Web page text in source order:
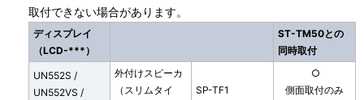
取付できない場合があります。
ディスプレイ
（LCD-***）
ST-TM50との
同時取付
UN552S /
UN552VS /
外付けスピーカ
（スリムタイ
SP-TF1
○
側面取付のみ